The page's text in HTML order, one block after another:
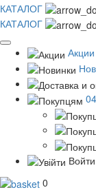
КАТАЛОГ
КАТАЛОГ
Акции
Войти
0